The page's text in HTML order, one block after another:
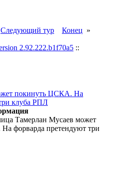
Следующий тур Конец »
2.92.222.b1f70a5 ::
Тамерлан Мусаев может
форварда претендуют три